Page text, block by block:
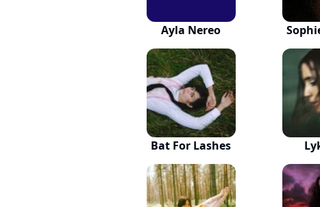
Ayla Nereo
Bat For Lashes